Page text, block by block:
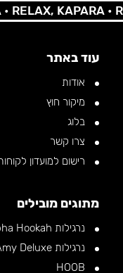
KAPARA •
עוד באתר
אודות
מיקור חוץ
בלוג
צרו קשר
רישום למועדון
מתוגים מובילים
נרגילות Alpha Hookah
נרגילות Amy Deluxe